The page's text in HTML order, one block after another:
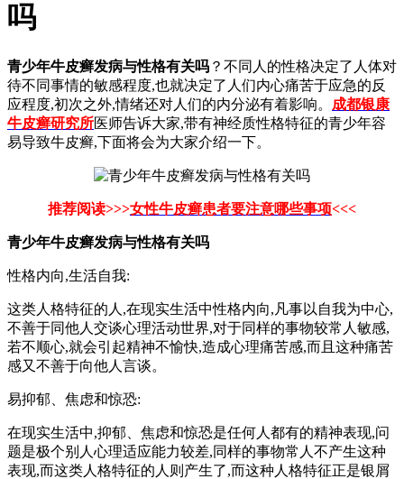
吗
青少年牛皮癣发病与性格有关吗 ？不同人的性格决定了人体对
待不同事情的敏感程度,也就决定了人们内心痛苦于应急的反
应程度,初次之外,情绪还对人们的内分泌有着影响。 成都银康
牛皮癣研究所医师告诉大家,带有神经质性格特征的青少年容
易导致牛皮癣,下面将会为大家介绍一下。
推荐阅读>>>女性牛皮癣患者要注意哪些事项<<<
青少年牛皮癣发病与性格有关吗
性格内向,生活自我:
这类人格特征的人,在现实生活中性格内向,凡事以自我为中心,
不善于同他人交谈心理活动世界,对于同样的事物较常人敏感,
若不顺心,就会引起精神不愉快,造成心理痛苦感,而且这种痛苦
感又不善于向他人言谈。
易抑郁、焦虑和惊恐:
在现实生活中,抑郁、焦虑和惊恐是任何人都有的精神表现,问
题是极个别人心理适应能力较差,同样的事物常人不产生这种
表现,而这类人格特征的人则产生了,而这种人格特征正是银屑